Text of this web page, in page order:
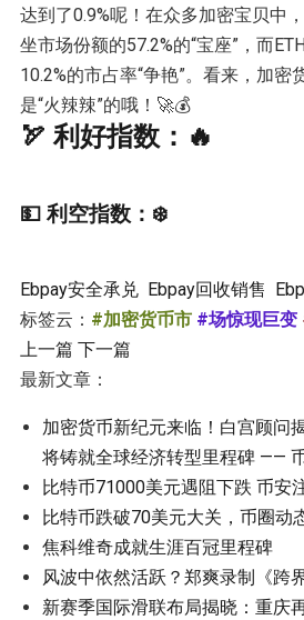
达到了0.9%呢！在众多加密宝贝中
坐市场份额的57.2%的“宝座”，而
10.2%的市占率“争艳”。看来，加密
是“火辣辣”的哦！🚀💰
🏹 利好指数：🔥
💵 利空指数：❄️
Ebpay安全承兑 Ebpay回收销售
标签云： #加密货币市 #场惊现巨变
上一篇 下一篇
最新文章：
加密货币新纪元来临！白宫顾问
将铸就全球经济转型里程碑 ——
比特币71000美元遇阻下跌 币安
比特币跌破70美元大关，币圈动
焦科维奇成就生涯百冠里程碑
风波中依然活跃？郑爽录制《跨
新赛季国际滑联布局揭晓：重庆